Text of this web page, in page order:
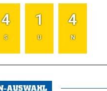
4
S
1
U
4
N
AUSWAHL